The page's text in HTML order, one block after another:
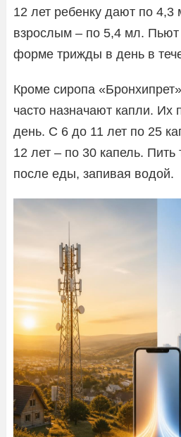
12 лет ребенку дают по 4,3
взрослым – по 5,4 мл. Пьют
форме трижды в день в
Кроме сиропа
часто назначают капли. Их
день. С 6 до 11 лет по 25
12 лет – по 30 капель. Пить
после еды, запивая водой.